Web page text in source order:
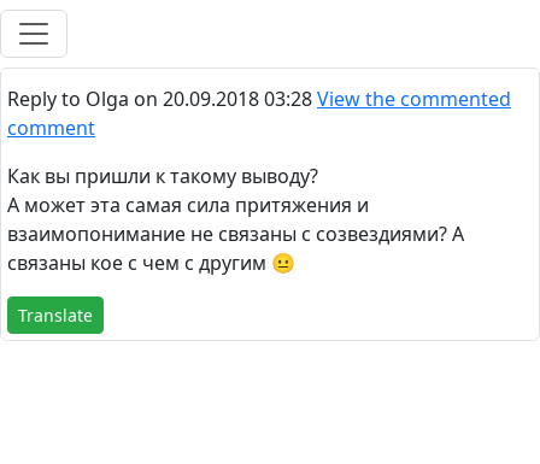
Reply to Olga on 20.09.2018 03:28View the commented
comment
Как вы пришли к такому выводу?
А может эта самая сила притяжения и
взаимопонимание не связаны с созвездиями? А
связаны кое с чем с другим 😐
Translate